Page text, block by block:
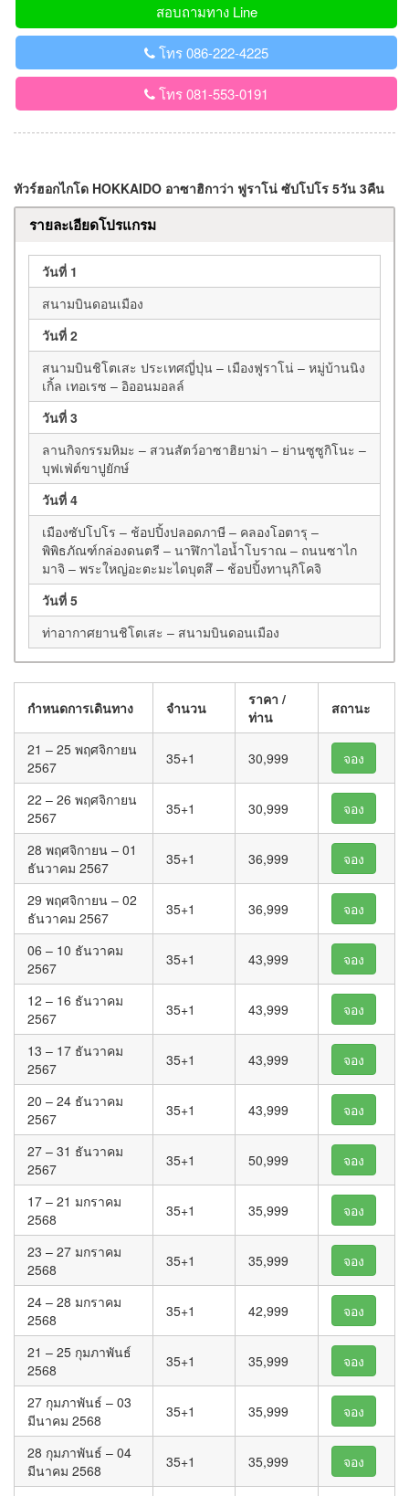
สอบถามทาง Line
โทร 086-222-4225
โทร 081-553-0191
ทัวร์ฮอกไกโด HOKKAIDO อาซาฮิกาว่า ฟูราโน่ ซัปโปโร 5วัน 3คืน
รายละเอียดโปรแกรม
วันที่ 1
สนามบินดอนเมือง
วันที่ 2
สนามบินชิโตเสะ ประเทศญี่ปุ่น – เมืองฟูราโน่ – หมู่บ้านนิง
เกิ้ล เทอเรซ – อิออนมอลล์
วันที่ 3
ลานกิจกรรมหิมะ – สวนสัตว์อาซาฮิยาม่า – ย่านซูซูกิโนะ –
บุฟเฟ่ต์ขาปูยักษ์
วันที่ 4
เมืองซัปโปโร – ช้อปปิ้งปลอดภาษี – คลองโอตารุ –
พิพิธภัณฑ์กล่องดนตรี – นาฬิกาไอน้ำโบราณ – ถนนซาไก
มาจิ – พระใหญ่อะตะมะไดบุตสึ – ช้อปปิ้งทานุกิโคจิ
วันที่ 5
ท่าอากาศยานชิโตเสะ – สนามบินดอนเมือง
กำหนดการเดินทาง จำนวน
ราคา /
ท่าน
สถานะ
21 – 25 พฤศจิกายน
2567
35+1 30,999 จอง
22 – 26 พฤศจิกายน
2567
35+1 30,999 จอง
28 พฤศจิกายน – 01
ธันวาคม 2567
35+1 36,999 จอง
29 พฤศจิกายน – 02
ธันวาคม 2567
35+1 36,999 จอง
06 – 10 ธันวาคม
2567
35+1 43,999 จอง
12 – 16 ธันวาคม
2567
35+1 43,999 จอง
13 – 17 ธันวาคม
2567
35+1 43,999 จอง
20 – 24 ธันวาคม
2567
35+1 43,999 จอง
27 – 31 ธันวาคม
2567
35+1 50,999 จอง
17 – 21 มกราคม
2568
35+1 35,999 จอง
23 – 27 มกราคม
2568
35+1 35,999 จอง
24 – 28 มกราคม
2568
35+1 42,999 จอง
21 – 25 กุมภาพันธ์
2568
35+1 35,999 จอง
27 กุมภาพันธ์ – 03
มีนาคม 2568
35+1 35,999 จอง
28 กุมภาพันธ์ – 04
มีนาคม 2568
35+1 35,999 จอง